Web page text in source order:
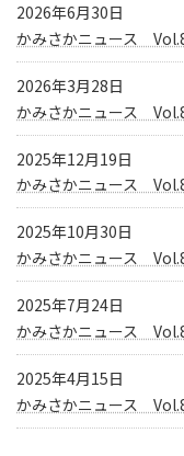
2026年6月30日
かみさかニュース
2026年3月28日
かみさかニュース
2025年12月19日
かみさかニュース
2025年10月30日
かみさかニュース
2025年7月24日
かみさかニュース
2025年4月15日
かみさかニュース